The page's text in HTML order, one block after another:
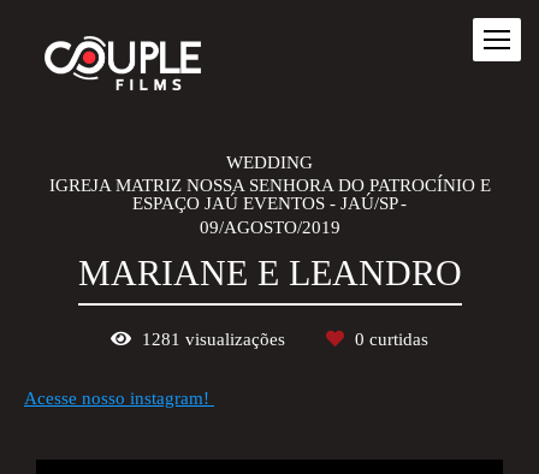
WEDDING
IGREJA MATRIZ NOSSA SENHORA DO PATROCÍNIO E
ESPAÇO JAÚ EVENTOS - JAÚ/SP
09/AGOSTO/2019
MARIANE E LEANDRO
1281 visualizações 0 curtidas
Acesse nosso instagram!